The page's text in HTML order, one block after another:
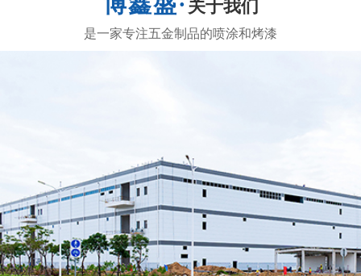
关于我们